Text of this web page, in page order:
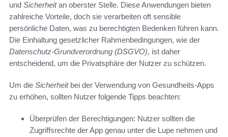
und Sicherheitan oberster Stelle. Diese Anwendungen bieten
zahlreiche Vorteile, doch sie verarbeiten oft sensible
persönliche Daten, was zu berechtigten Bedenken führen kann.
Die Einhaltung gesetzlicher Rahmenbedingungen, wie der
Datenschutz-Grundverordnung (DSGVO), ist daher
entscheidend, um die Privatsphäre der Nutzer zu schützen.
Um die Sicherheitbei der Verwendung von Gesundheits-Apps
zu erhöhen, sollten Nutzer folgende Tipps beachten:
Überprüfen der Berechtigungen: Nutzer sollten die
Zugriffsrechte der App genau unter die Lupe nehmen und